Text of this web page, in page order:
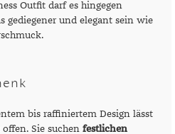
Outfit darf es hingegen
gediegener und elegant sein wie
bis raffiniertem Design lässt
Sie suchen festlichen